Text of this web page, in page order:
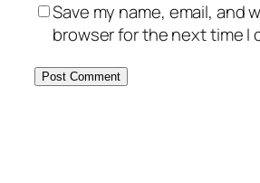
Save my name, email, and
browser for the next time I